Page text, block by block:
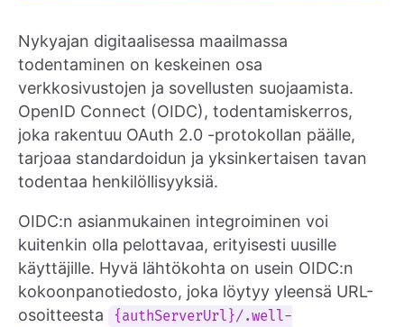
Nykyajan digitaalisessa maailmassa
todentaminen on keskeinen osa
verkkosivustojen ja sovellusten suojaamista.
OpenID Connect (OIDC), todentamiskerros,
joka rakentuu OAuth 2.0 -protokollan päälle,
tarjoaa standardoidun ja yksinkertaisen tavan
todentaa henkilöllisyyksiä.
OIDC:n asianmukainen integroiminen voi
kuitenkin olla pelottavaa, erityisesti uusille
käyttäjille. Hyvä lähtökohta on usein OIDC:n
kokoonpanotiedosto, joka löytyy yleensä URL-
osoitteesta
{authServerUrl}/.well-